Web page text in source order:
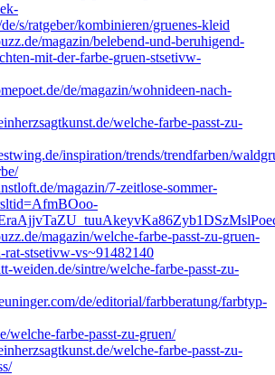
s/ratgeber/kombinieren/gruenes-kleid
magazin/belebend-und-beruhigend-
mit-der-farbe-gruen-stsetivw-
de/magazin/wohnideen-nach-
welche-farbe-passt-zu-
inspiration/trends/trendfarben/
magazin/7-zeitlose-sommer-
magazin/welche-farbe-passt-zu-gruen-
rat-stsetivw-vs~91482140
weiden.de/sintre/welche-farbe-passt-zu-
de/editorial/farbberatung/farbtyp-
welche-farbe-passt-zu-gruen/
welche-farbe-passt-zu-